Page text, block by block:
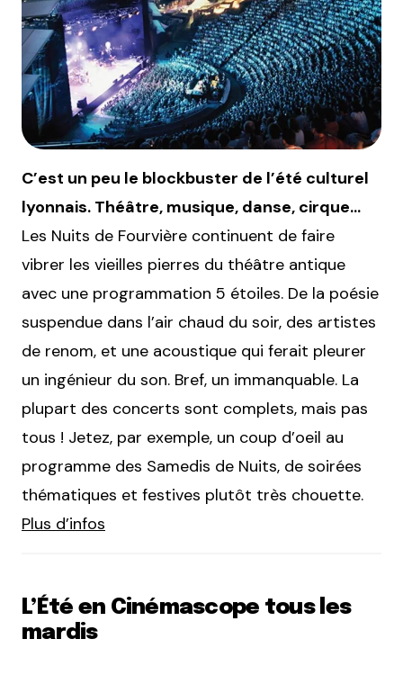
C’est un peu le blockbuster de l’été culturel
lyonnais. Théâtre, musique, danse, cirque…
Les Nuits de Fourvière continuent de faire
vibrer les vieilles pierres du théâtre antique
avec une programmation 5 étoiles. De la poésie
suspendue dans l’air chaud du soir, des artistes
de renom, et une acoustique qui ferait pleurer
un ingénieur du son. Bref, un immanquable. La
plupart des concerts sont complets, mais pas
tous ! Jetez, par exemple, un coup d’oeil au
programme des Samedis de Nuits, de soirées
thématiques et festives plutôt très chouette.
Plus d’infos
L’Été en Cinémascope tous les
mardis